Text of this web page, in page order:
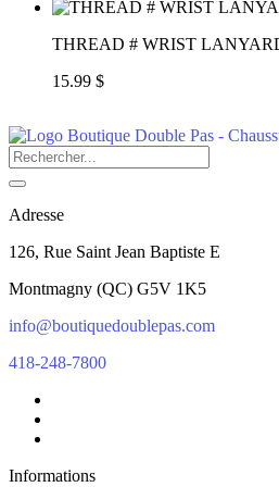
THREAD # WRIST
15.99 $
Adresse
126, Rue Saint Jean Baptiste E
Montmagny (QC) G5V 1K5
info@boutiquedoublepas.com
418-248-7800
Informations